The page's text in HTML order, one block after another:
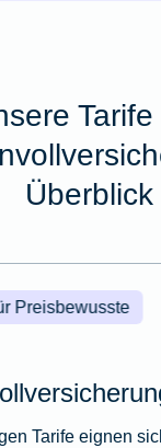
Überblick
Preisbewusste
Tarife eignen